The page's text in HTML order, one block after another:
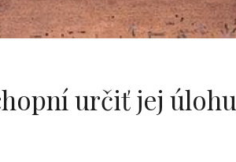
určiť jej úlohu